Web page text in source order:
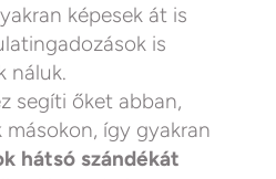
képesek át is
is
náluk.
segíti őket abban,
így gyakran
hátsó szándékát